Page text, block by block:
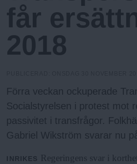
h
o
l
m
s
F
får
2018
Förra veckan ockuperade
Socialstyrelsen i protest mot
passivitet i transfrågor.
Gabriel Wikström svarar nu
INRIKES Regeringens svar i